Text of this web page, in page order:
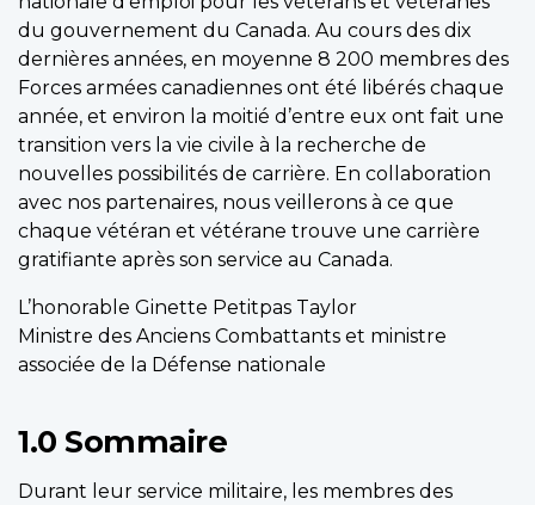
du gouvernement du Canada. Au cours des dix
dernières années, en moyenne 8 200 membres des
Forces armées canadiennes ont été libérés chaque
année, et environ la moitié d’entre eux ont fait une
transition vers la vie civile à la recherche de
nouvelles possibilités de carrière. En collaboration
avec nos partenaires, nous veillerons à ce que
chaque vétéran et vétérane trouve une carrière
gratifiante après son service au Canada.
L’honorable Ginette Petitpas Taylor
Ministre des Anciens Combattants et ministre
associée de la Défense nationale
1.0 Sommaire
Durant leur service militaire, les membres des